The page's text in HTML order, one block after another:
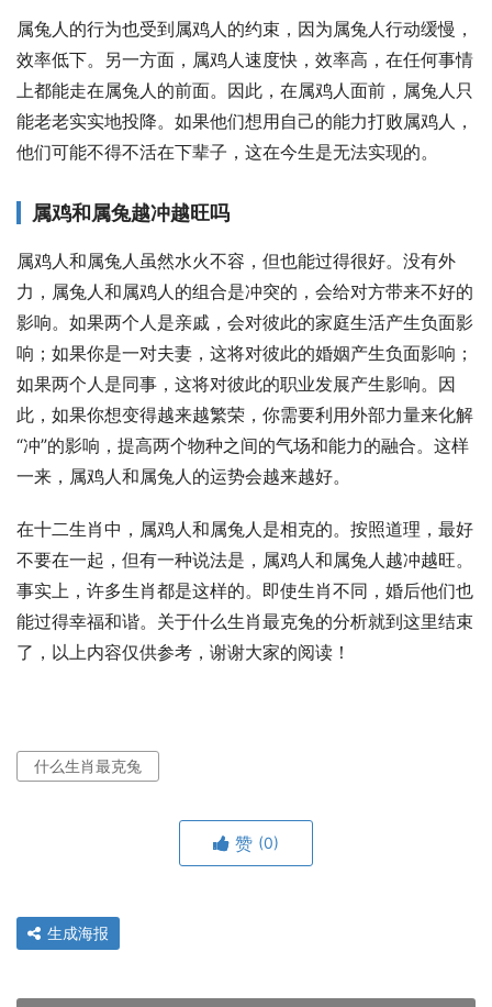
属兔人的行为也受到属鸡人的约束，因为属兔人行动缓慢，
效率低下。另一方面，属鸡人速度快，效率高，在任何事情
上都能走在属兔人的前面。因此，在属鸡人面前，属兔人只
能老老实实地投降。如果他们想用自己的能力打败属鸡人，
他们可能不得不活在下辈子，这在今生是无法实现的。
属鸡和属兔越冲越旺吗
属鸡人和属兔人虽然水火不容，但也能过得很好。没有外
力，属兔人和属鸡人的组合是冲突的，会给对方带来不好的
影响。如果两个人是亲戚，会对彼此的家庭生活产生负面影
响；如果你是一对夫妻，这将对彼此的婚姻产生负面影响；
如果两个人是同事，这将对彼此的职业发展产生影响。因
此，如果你想变得越来越繁荣，你需要利用外部力量来化解
“冲”的影响，提高两个物种之间的气场和能力的融合。这样
一来，属鸡人和属兔人的运势会越来越好。
在十二生肖中，属鸡人和属兔人是相克的。按照道理，最好
不要在一起，但有一种说法是，属鸡人和属兔人越冲越旺。
事实上，许多生肖都是这样的。即使生肖不同，婚后他们也
能过得幸福和谐。关于什么生肖最克兔的分析就到这里结束
了，以上内容仅供参考，谢谢大家的阅读！
什么生肖最克兔
赞 (0)
生成海报